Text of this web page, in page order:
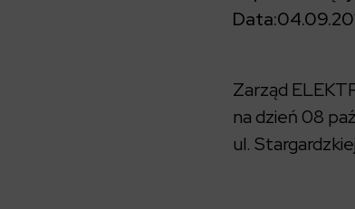
Data:
Zarząd
na dzień 08
ul.